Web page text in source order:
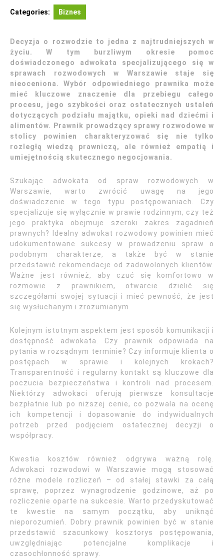
Categories: Biznes
Decyzja o rozwodzie to jedna z najtrudniejszych w
życiu. W tym burzliwym okresie pomoc
doświadczonego adwokata specjalizującego się w
sprawach rozwodowych w Warszawie staje się
nieoceniona. Wybór odpowiedniego prawnika może
mieć kluczowe znaczenie dla przebiegu całego
procesu, jego szybkości oraz ostatecznych ustaleń
dotyczących podziału majątku, opieki nad dziećmi i
alimentów. Prawnik prowadzący sprawy rozwodowe w
stolicy powinien charakteryzować się nie tylko
rozległą wiedzą prawniczą, ale również empatią i
umiejętnością skutecznego negocjowania.
Szukając adwokata od spraw rozwodowych w
Warszawie, warto zwrócić uwagę na jego
doświadczenie w tego typu postępowaniach. Czy
specjalizuje się wyłącznie w prawie rodzinnym, czy też
jego praktyka obejmuje szeroki zakres zagadnień
prawnych? Idealny adwokat rozwodowy powinien mieć
udokumentowane sukcesy w prowadzeniu spraw o
podobnym charakterze, a także być w stanie
przedstawić rekomendacje od zadowolonych klientów.
Ważne jest również, aby czuć się komfortowo w
rozmowie z prawnikiem, otwarcie dzielić się
szczegółami swojej sytuacji i mieć pewność, że jest
się wysłuchanym i zrozumianym.
Kolejnym istotnym aspektem jest sposób komunikacji i
dostępność adwokata. Czy prawnik odpowiada na
pytania w rozsądnym terminie? Czy informuje klienta o
postępach w sprawie i kolejnych krokach?
Transparentność i regularny kontakt są kluczowe dla
poczucia bezpieczeństwa i kontroli nad procesem.
Niektórzy adwokaci oferują pierwsze konsultacje
bezpłatnie lub po niższej cenie, co pozwala na ocenę
ich kompetencji i dopasowanie do indywidualnych
potrzeb przed podjęciem ostatecznej decyzji o
współpracy.
Kwestia kosztów również odgrywa ważną rolę.
Adwokaci rozwodowi w Warszawie mogą stosować
różne modele rozliczeń – od stałej stawki za całą
sprawę, poprzez wynagrodzenie godzinowe, aż po
rozliczenie oparte na sukcesie. Warto przedyskutować
te kwestie na samym początku, aby uniknąć
nieporozumień. Dobry prawnik powinien być w stanie
przedstawić szacunkowy kosztorys postępowania,
uwzględniając potencjalne komplikacje i
czasochłonność sprawy.